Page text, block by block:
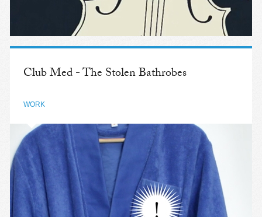
Club Med - The Stolen Bathrobes
WORK